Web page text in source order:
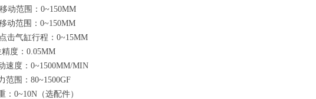
动范围：0~150MM
动范围：0~150MM
击气缸行程：0~15MM
精度：0.05MM
速度：0~1500MM/MIN
范围：80~1500GF
：0~10N（选配件）